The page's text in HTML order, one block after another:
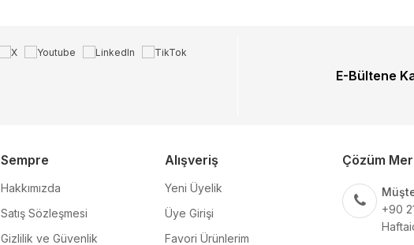
E-Bültene
Sempre
Hakkımızda
Satış Sözleşmesi
Gizlilik ve Güvenlik
Alışveriş
Yeni Üyelik
Üye Girişi
Favori Ürünlerim
Çözüm
+90